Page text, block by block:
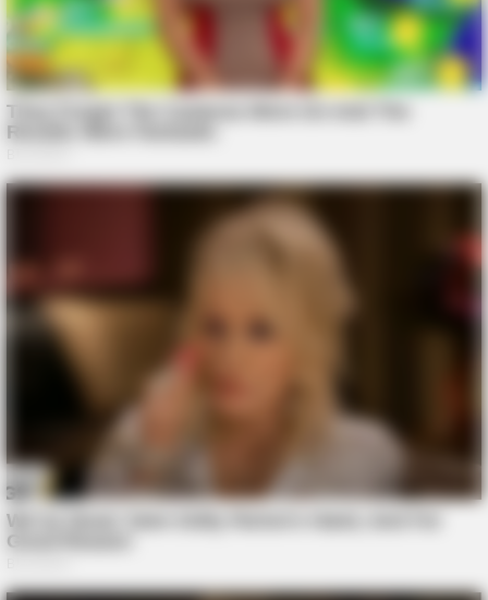
Rare Elephant Birth—Then Nature Delivered A Second Shock
GOOD TO KNOW THIS
She Put Toothpaste On Her Feet For 7 Nights Straight – Here's
What Happened